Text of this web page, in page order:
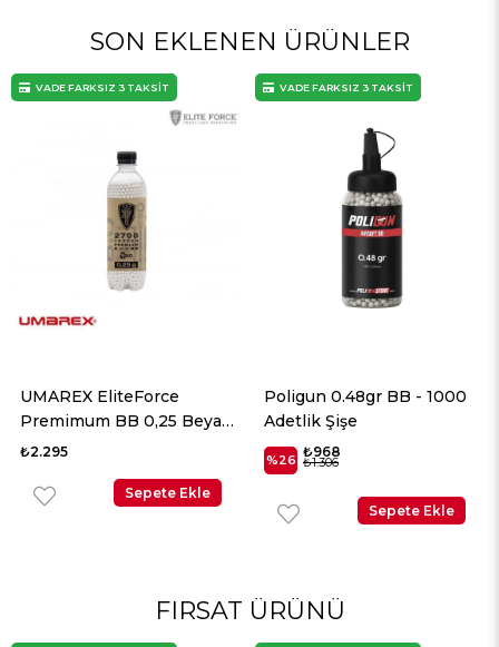
SON EKLENEN ÜRÜNLER
UMAREX EliteForce
Premimum BB 0,25 Beyaz
2700 Adet
₺2.295
Sepete Ekle
VADE FARKSIZ 3 TAKSİT
Poligun 0.48gr BB - 1000
Adetlik Şişe
%26 ₺968
₺1.306
Sepete Ekle
VADE FARKSIZ 3 TAKSİT
FIRSAT ÜRÜNÜ